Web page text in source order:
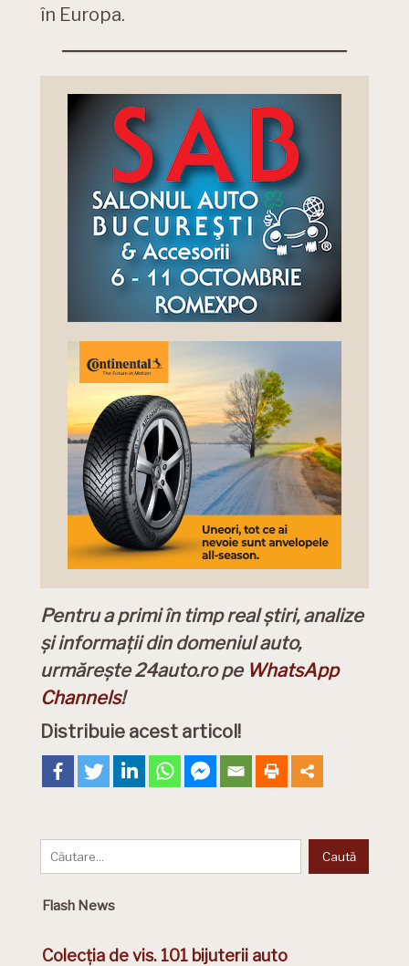
în Europa.
Pentru a primi în timp real știri, analize
și informații din domeniul auto,
urmărește 24auto.ro pe WhatsApp
Channels!
Distribuie acest articol!
Flash News
Colecția de vis. 101 bijuterii auto